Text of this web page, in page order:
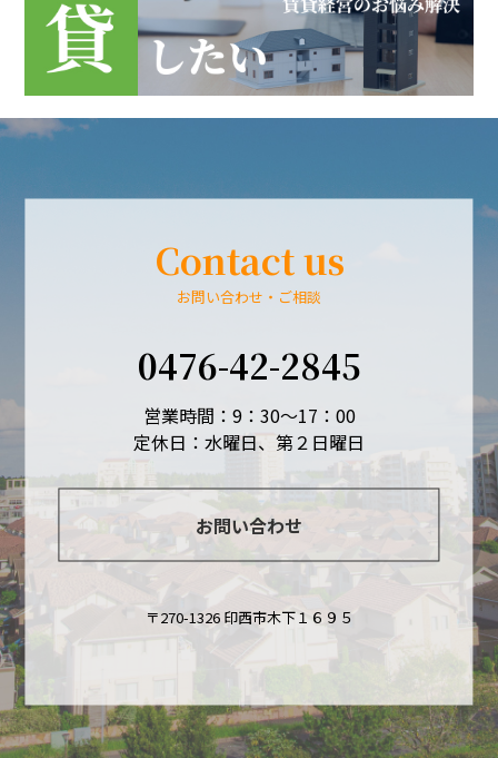
Contact us
お問い合わせ・ご相談
0476-42-2845
営業時間：9：30～17：00
定休日：水曜日、第２日曜日
お問い合わせ
〒270-1326 印西市木下１６９５